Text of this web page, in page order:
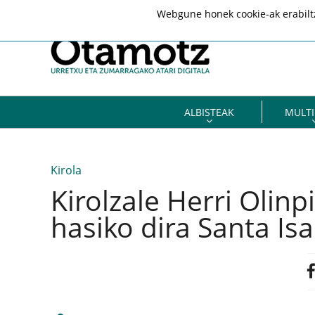
ALBISTEAK
Kirola
Kirolzale Herri
hasiko dira Santa
Webgune honek cookie-ak